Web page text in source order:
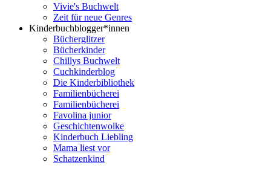
Vivie's Buchwelt
Zeit für neue Genres
Kinderbuchblogger*innen
Bücherglitzer
Bücherkinder
Chillys Buchwelt
Cuchkinderblog
Die Kinderbibliothek
Familienbücherei
Familienbücherei
Favolina junior
Geschichtenwolke
Kinderbuch Liebling
Mama liest vor
Schatzenkind